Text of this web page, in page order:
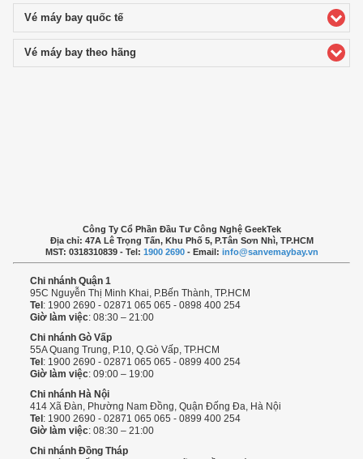
Vé máy bay quốc tếclick to expand contents
Vé máy bay theo hãng
Công Ty Cổ Phần Đầu Tư Công Nghệ GeekTek
Địa chỉ: 47A Lê Trọng Tấn, Khu Phố 5, P.Tân Sơn Nhì, TP.HCM
MST: 0318310839 - Tel: 1900 2690- Email: info@sanvemaybay.vn
Chi nhánh Quận 1
95C Nguyễn Thị Minh Khai, P.Bến Thành, TP.HCM
Tel : 1900 2690 - 02871 065 065 - 0898 400 254
Giờ làm việc: 08:30 – 21:00
Chi nhánh Gò Vấp
55A Quang Trung, P.10, Q.Gò Vấp, TP.HCM
Tel : 1900 2690 - 02871 065 065 - 0899 400 254
Giờ làm việc: 09:00 – 19:00
Chi nhánh Hà Nội
414 Xã Đàn, Phường Nam Đồng, Quận Đống Đa, Hà Nội
Tel : 1900 2690 - 02871 065 065 - 0899 400 254
Giờ làm việc: 08:30 – 21:00
Chi nhánh Đồng Tháp